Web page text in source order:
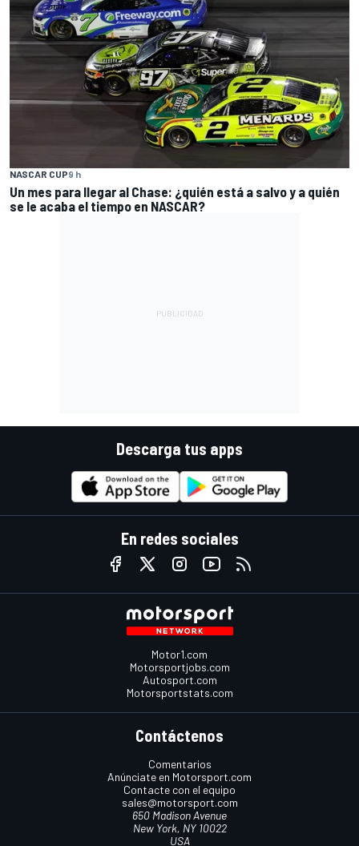
NASCAR CUP9 h
Un mes para llegar al Chase: ¿quién está a salvo y a quién
se le acaba el tiempo en NASCAR?
Descarga tus apps
En redes sociales
Motor1.com
Motorsportjobs.com
Autosport.com
Motorsportstats.com
Contáctenos
Comentarios
Anúnciate en Motorsport.com
Contacte con el equipo
sales@motorsport.com
650 Madison Avenue
New York, NY 10022
USA